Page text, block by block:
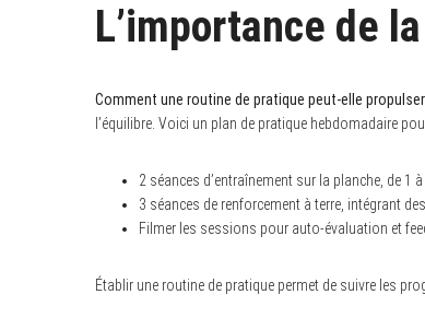
L’importance de
Comment une routine de pratique peut-elle
l’équilibre. Voici un plan de pratique hebdomadaire
2 séances d’entraînement sur la planche, de
3 séances de renforcement à terre, intégrant
Filmer les sessions pour auto-évaluation et
Établir une routine de pratique permet de suivre les